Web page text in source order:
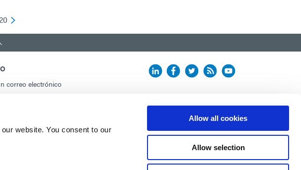
website. You consent to our
Allow all cookies
Allow selection
correo electrónico